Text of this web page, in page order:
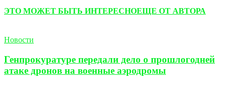
ЭТО МОЖЕТ БЫТЬ ИНТЕРЕСНОЕЩЕ ОТ АВТОРА
Новости
Генпрокуратуре передали дело о прошлогодней
атаке дронов на военные аэродромы